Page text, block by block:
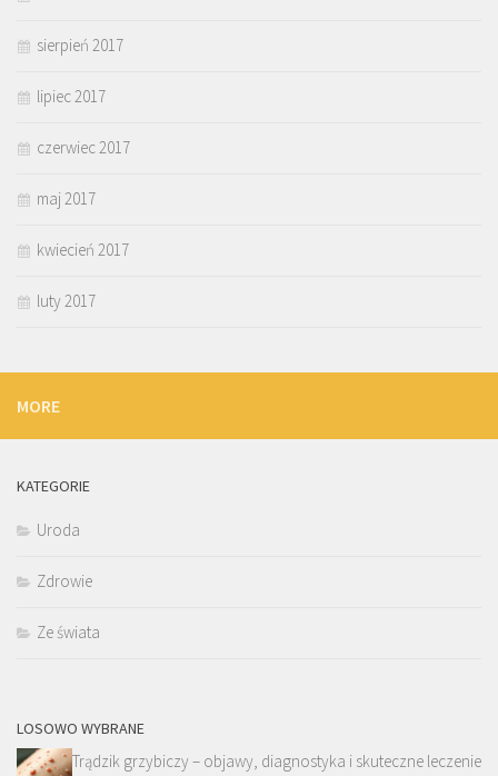
sierpień 2017
lipiec 2017
czerwiec 2017
maj 2017
kwiecień 2017
luty 2017
MORE
KATEGORIE
Uroda
Zdrowie
Ze świata
LOSOWO WYBRANE
Trądzik grzybiczy – objawy, diagnostyka i skuteczne leczenie